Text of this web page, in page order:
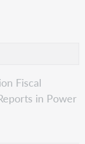
Fiscal
in Power